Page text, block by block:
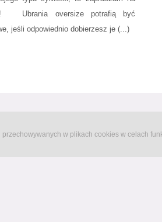
Ubrania oversize potrafią być
jeśli odpowiednio dobierzesz je (...)
przechowywanych w plikach cookies w celach